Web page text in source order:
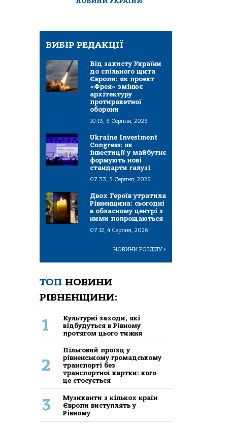
ВИБІР РЕДАКЦІЇ
Від захисту України
до спільного щита
Європи: як проєкт
«Фрея» змінює
архітектуру
протиракетної
оборони
10:13, 6 Серпня, 2026
Ukraine Investment
Congress: як
інвестиції у майбутнє
формують нові
стандарти галузі
07:33, 5 Серпня, 2026
Двох Героїв утратила
Рівненщина: сьогодні
в обласному центрі з
ними попрощаються
07:12, 4 Серпня, 2026
НОВИНИ РОЗДІЛУ>
ТОП НОВИНИ
РІВНЕНЩИНИ:
1
Культурні заходи, які
відбудуться в Рівному
протягом цього тижня
2
Пільговий проїзд у
рівненському громадському
транспорті без
транспортної картки: кого
це стосується
3
Музиканти з кількох країн
Європи виступлять у
Рівному